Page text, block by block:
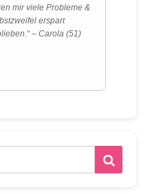
mir viele Probleme &
erspart
– Carola (51)